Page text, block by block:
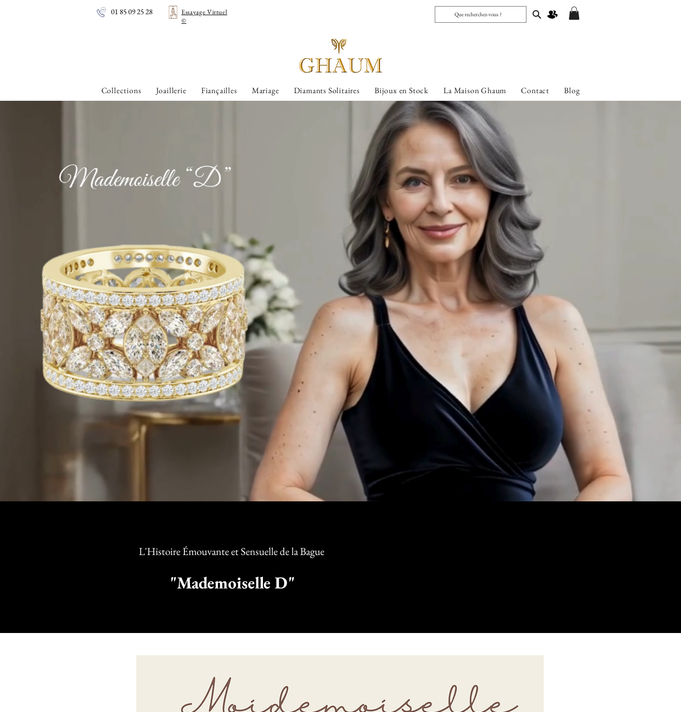
01 85 09 25 28
Essayage Virtuel
©
Collections Joaillerie Fiançailles Mariage Diamants Solitaires Bijoux en Stock La Maison Ghaum Contact Blog
L'Histoire Émouvante et Sensuelle de la Bague
"Mademoiselle D"